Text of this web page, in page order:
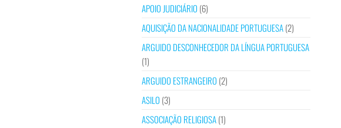
APOIO JUDICIÁRIO (6)
AQUISIÇÃO DA NACIONALIDADE PORTUGUESA(2)
ARGUIDO DESCONHECEDOR DA LÍNGUA PORTUGUESA
(1)
ARGUIDO ESTRANGEIRO (2)
ASILO (3)
ASSOCIAÇÃO RELIGIOSA(1)